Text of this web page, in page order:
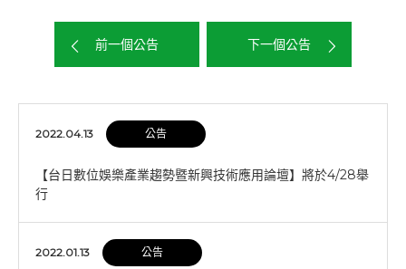
前一個公告 下一個公告
2022.04.13 公告
【台日數位娛樂產業趨勢暨新興技術應用論壇】將於4/28舉
行
2022.01.13 公告